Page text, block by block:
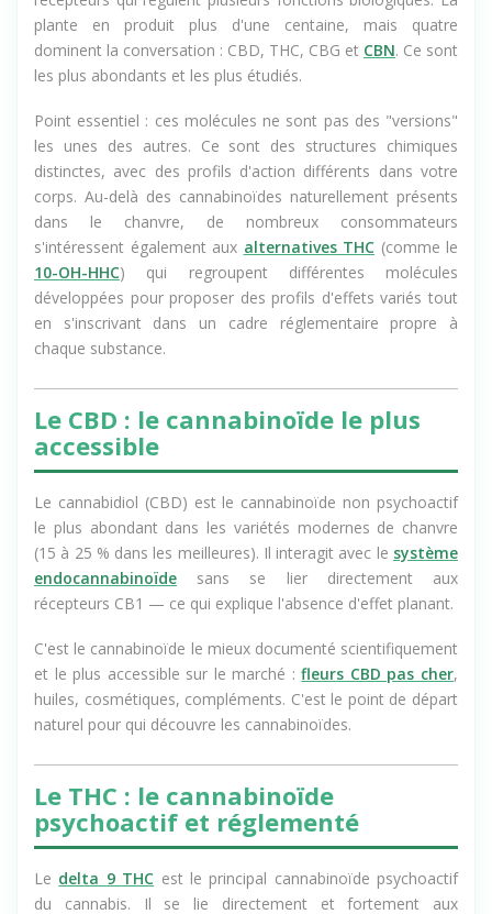
récepteurs qui régulent plusieurs fonctions biologiques. La
plante en produit plus d'une centaine, mais quatre
dominent la conversation : CBD, THC, CBG et
Point essentiel : ces molécules ne sont pas des "versions"
les unes des autres. Ce sont des structures chimiques
distinctes, avec des profils d'action différents dans votre
corps. Au-delà des cannabinoïdes naturellement présents
dans le chanvre, de nombreux consommateurs
s'intéressent également auxalternatives THC
(comme le
10-OH-HHC) qui regroupent différentes molécules
développées pour proposer des profils d'effets variés tout
en s'inscrivant dans un cadre réglementaire propre à
Le CBD : le cannabinoïde le plus
accessible
Le cannabidiol (CBD) est le cannabinoïde non psychoactif
le plus abondant dans les variétés modernes de chanvre
(15 à 25 % dans les meilleures). Il interagit avec lesystème
endocannabinoïdesans se lier directement aux
C'est le cannabinoïde le mieux documenté scientifiquement
et le plus accessible sur le marché :fleurs CBD pas cher,
huiles, cosmétiques, compléments. C'est le point de départ
Le THC : le cannabinoïde
psychoactif et réglementé
Le delta 9 THC
est le principal cannabinoïde psychoactif